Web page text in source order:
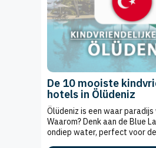
De 10 mooiste
hotels in Ölüdeniz
Ölüdeniz is een waar
Waarom? Denk aan de Blue
ondiep water, perfect voor